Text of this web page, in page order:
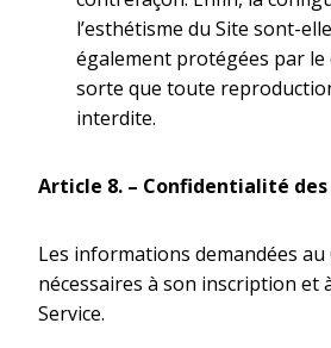
l’esthétisme du Site sont-
également protégées par le
sorte que toute
interdite.
Article 8. – Confidentialité des
Les informations demandées
nécessaires à son inscription et
Service.